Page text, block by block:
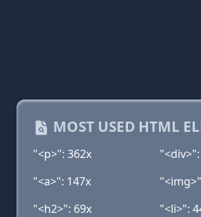
MOST USED HTML
"<p>": 362x
"<a>": 147x
"<h2>": 69x
"<li>":